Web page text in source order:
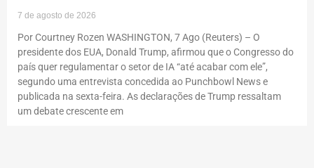
7 de agosto de 2026
Por Courtney Rozen WASHINGTON, 7 Ago (Reuters) – O
presidente dos EUA, Donald Trump, afirmou que o Congresso do
país quer regulamentar o setor de IA “até acabar com ele”,
segundo uma entrevista concedida ao Punchbowl News e
publicada na sexta-feira. As declarações de Trump ressaltam
um debate crescente em